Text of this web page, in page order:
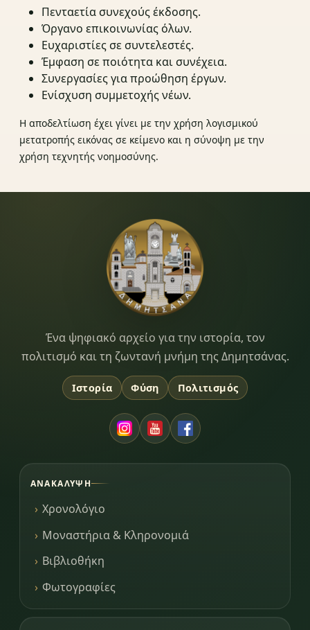
Πενταετία συνεχούς έκδοσης.
Όργανο επικοινωνίας όλων.
Ευχαριστίες σε συντελεστές.
Έμφαση σε ποιότητα και συνέχεια.
Συνεργασίες για προώθηση έργων.
Ενίσχυση συμμετοχής νέων.
Η αποδελτίωση έχει γίνει με την χρήση λογισμικού
μετατροπής εικόνας σε κείμενο και η σύνοψη με την
χρήση τεχνητής νοημοσύνης.
Dimitsana.gr
Ένα ψηφιακό αρχείο για την ιστορία, τον
πολιτισμό και τη ζωντανή μνήμη της Δημητσάνας.
Ιστορία Φύση Πολιτισμός
ΑΝΑΚΆΛΥΨΗ
Χρονολόγιο
Μοναστήρια & Κληρονομιά
Βιβλιοθήκη
Φωτογραφίες